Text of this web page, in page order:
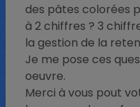
des pâtes colorées
à 2 chiffres ? 3
la gestion de la
Je me pose ces
oeuvre.
Merci à vous pout